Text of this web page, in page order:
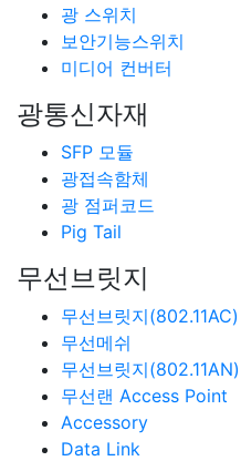
광 스위치
보안기능스위치
미디어 컨버터
광통신자재
SFP 모듈
광접속함체
광 점퍼코드
Pig Tail
무선브릿지
무선브릿지(802.11AC)
무선메쉬
무선브릿지(802.11AN)
무선랜 Access Point
Accessory
Data Link